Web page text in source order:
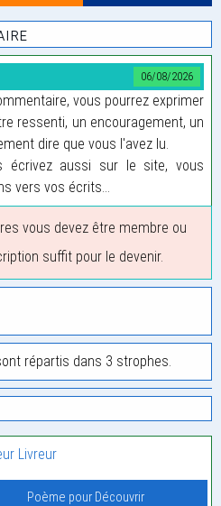
06/08/2026
vous pourrez exprimer
ressenti, un encouragement, un
dire que vous l'avez lu.
écrivez aussi sur le site, vous
vers vos écrits...
vous devez être membre ou
suffit pour le devenir.
répartis dans 3 strophes.
Livreur
Poème pour Découvrir